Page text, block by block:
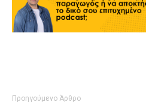
Προηγούμενο Άρθρο